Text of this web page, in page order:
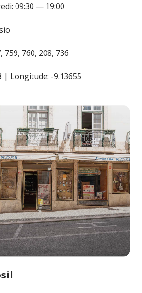
09:30 — 19:00
759, 760, 208, 736
| Longitude: -9.13655